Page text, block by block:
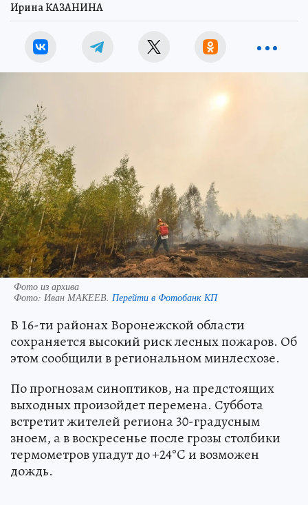
Ирина КАЗАНИНА
Фото из архива
Фото: Иван МАКЕЕВ. Перейти в Фотобанк КП
В 16-ти районах Воронежской области
сохраняется высокий риск лесных пожаров. Об
этом сообщили в региональном минлесхозе.
По прогнозам синоптиков, на предстоящих
выходных произойдет перемена. Суббота
встретит жителей региона 30-градусным
зноем, а в воскресенье после грозы столбики
термометров упадут до +24°C и возможен
дождь.